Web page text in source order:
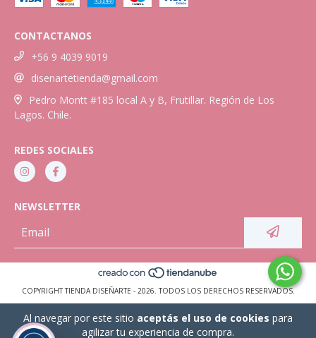
Al navegar por este sitio aceptás el uso de cookies para
agilizar tu experiencia de compra.
CONTACTANOS
+56 9 4039 9019
disenartetienda@gmail.com
Pedro Montt #185 local A y B, Frutillar. Región de Los
Lagos. Chile.
REDES SOCIALES
NEWSLETTER
COPYRIGHT TIENDA DISEÑARTE - 2026. TODOS LOS DERECHOS RESERVADOS.